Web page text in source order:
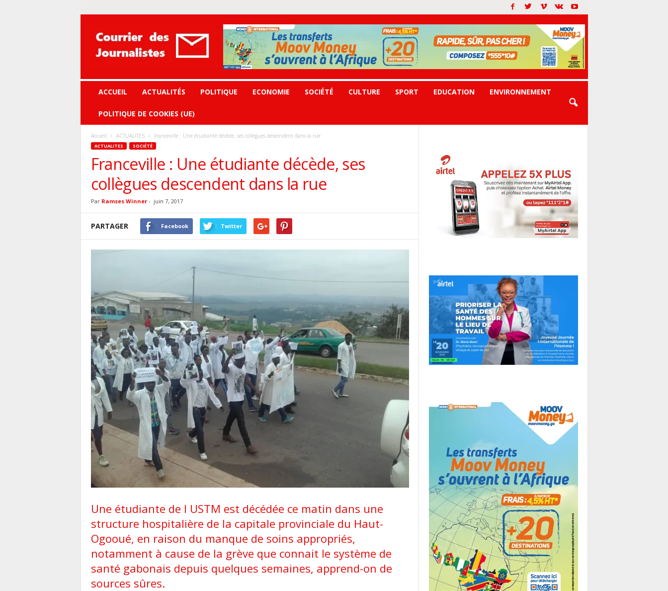
journalistes
ACCUEIL ACTUALITÉS POLITIQUE ECONOMIE SOCIÉTÉ CULTURE SPORT EDUCATION ENVIRONNEMENT
POLITIQUE DE COOKIES (UE)
Accueil ACTUALITES Franceville : Une étudiante décède, ses collègues descendent dans la rue
ACTUALITES SOCIÉTÉ
Franceville : Une étudiante décède, ses
collègues descendent dans la rue
Par Ramses Winner- juin 7, 2017
PARTAGER Facebook Twitter
Une étudiante de l USTM est décédée ce matin dans une
structure hospitalière de la capitale provinciale du Haut-
Ogooué, en raison du manque de soins appropriés,
notamment à cause de la grève que connait le système de
santé gabonais depuis quelques semaines, apprend-on de
sources sûres.